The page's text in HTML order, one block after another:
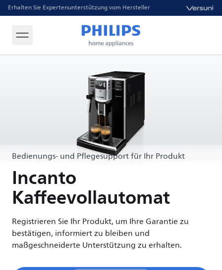
Erhalten Sie Expertenunterstützung vom Hersteller
Bedienungs- und Pflegesupport für Ihr Produkt
Incanto
Kaffeevollautomat
Registrieren Sie Ihr Produkt, um Ihre Garantie zu
bestätigen, informiert zu bleiben und
maßgeschneiderte Unterstützung zu erhalten.